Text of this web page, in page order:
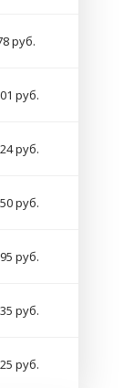
руб.
руб.
руб.
руб.
руб.
руб.
руб.